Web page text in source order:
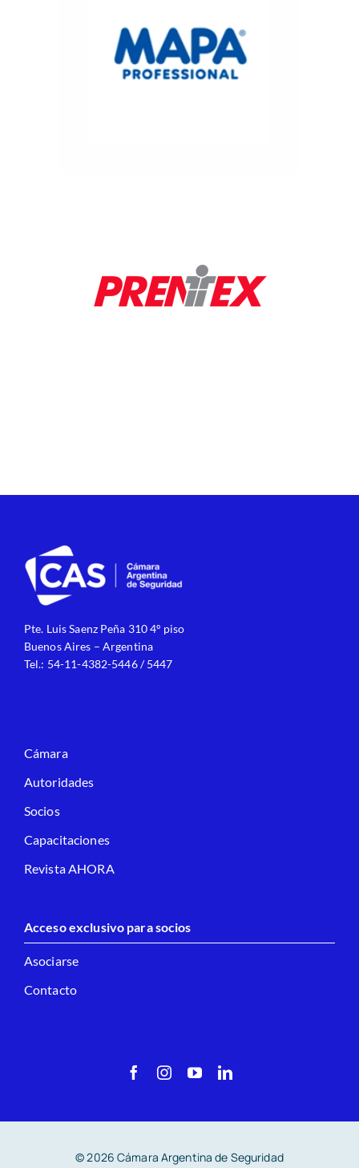
Pte. Luis Saenz Peña 310 4º piso
Buenos Aires – Argentina
Tel.: 54-11-4382-5446 / 5447
Cámara
Autoridades
Socios
Capacitaciones
Revista AHORA
Acceso exclusivo para socios
Asociarse
Contacto
© 2026 Cámara Argentina de Seguridad